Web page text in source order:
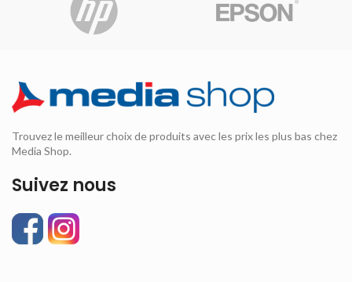
Trouvez le meilleur choix de produits avec les prix les plus bas chez
Media Shop.
Suivez nous